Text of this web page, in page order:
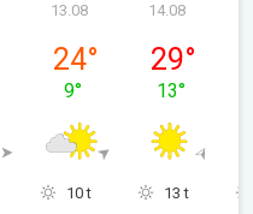
13.08
24°
9°
10 t
14.08
29°
13°
13 t